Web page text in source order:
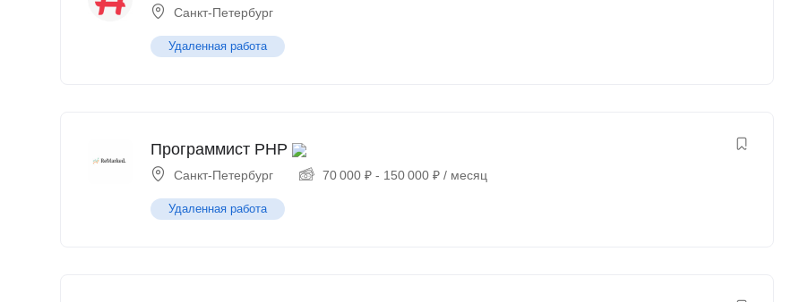
Санкт-Петербург
Удаленная работа
Программист PHP
Санкт-Петербург 70 000 ₽ - 150 000 ₽ / месяц
Удаленная работа